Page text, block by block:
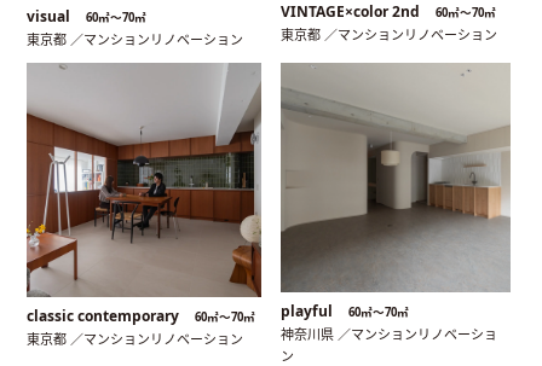
visual 60㎡〜70㎡
東京都 ／マンションリノベーション
VINTAGE×color 2nd 60㎡〜70㎡
東京都 ／マンションリノベーション
classic contemporary 60㎡〜70㎡
東京都 ／マンションリノベーション
playful 60㎡〜70㎡
神奈川県 ／マンションリノベーショ
ン